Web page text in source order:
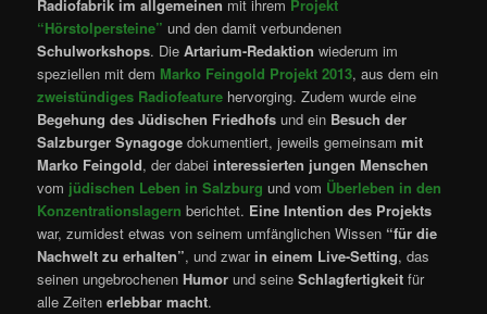
Radiofabrik im allgemeinen mit ihrem Projekt
“Hörstolpersteine” und den damit verbundenen
Schulworkshops. Die Artarium-Redaktion wiederum im
speziellen mit dem Marko Feingold Projekt 2013, aus dem ein
zweistündiges Radiofeature hervorging. Zudem wurde eine
Begehung des Jüdischen Friedhofs und ein Besuch der
Salzburger Synagoge dokumentiert, jeweils gemeinsammit
Marko Feingold, der dabei interessierten jungen Menschen
vom jüdischen Leben in Salzburg und vom Überleben in den
Konzentrationslagern berichtet. Eine Intention des Projekts
war, zumidest etwas von seinem umfänglichen Wissen “für die
Nachwelt zu erhalten”, und zwar in einem Live-Setting, das
seinen ungebrochenen Humor und seineSchlagfertigkeit für
alle Zeitenerlebbar macht.